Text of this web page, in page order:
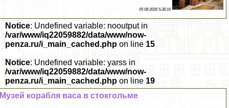
05 08 2026 5:36:16
Notice: Undefined variable: nooutput in
/var/www/iq22059882/data/www/now-
penza.ru/i_main_cached.php on line 15
Notice: Undefined variable: yarss in
/var/www/iq22059882/data/www/now-
penza.ru/i_main_cached.php on line 19
Музей корабля васа в стокгольме